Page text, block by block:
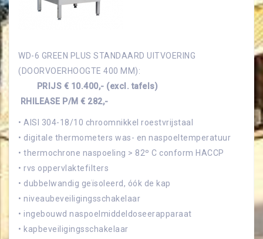
WD-6 GREEN PLUS STANDAARD UITVOERING
(DOORVOERHOOGTE 400 MM):
PRIJS € 10.400,- (excl. tafels)
RHILEASE P/M € 282,-
• AISI 304-18/10 chroomnikkel roestvrijstaal
• digitale thermometers was- en naspoeltemperatuur
• thermochrone naspoeling > 82º C conform HACCP
• rvs oppervlaktefilters
• dubbelwandig geïsoleerd, óók de kap
• niveaubeveiligingsschakelaar
• ingebouwd naspoelmiddeldoseerapparaat
• kapbeveiligingsschakelaar